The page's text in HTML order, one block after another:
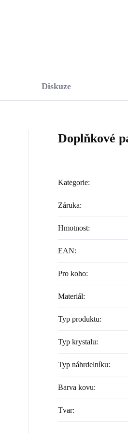
Diskuze
Doplňkové
Kategorie:
Záruka:
Hmotnost:
EAN:
Pro koho:
Materiál:
Typ produktu:
Typ krystalu:
Typ náhrdelníku:
Barva kovu:
Tvar: